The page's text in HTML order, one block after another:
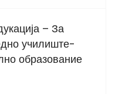
– За
училиште-
образование